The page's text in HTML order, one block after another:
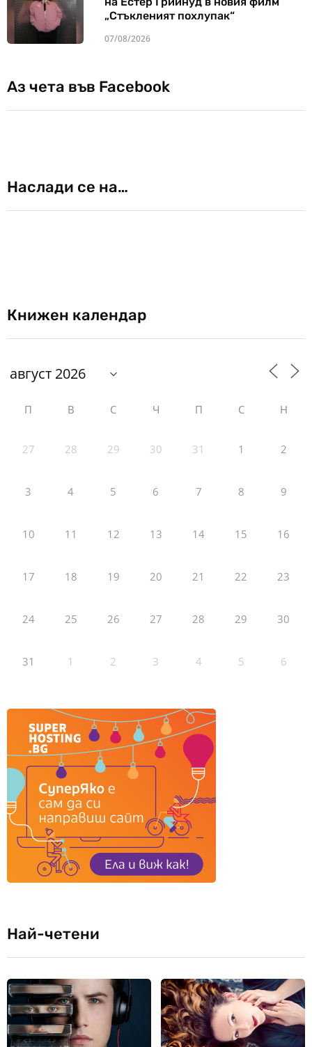
„Стъкленият похлупак“
07/08/2026
Аз чета във Facebook
Наслади се на…
Книжен календар
П В С Ч П С Н
27 28 29 30 31 1 2
3 4 5 6 7 8 9
10 11 12 13 14 15 16
17 18 19 20 21 22 23
24 25 26 27 28 29 30
31 1 2 3 4 5 6
Най-четени